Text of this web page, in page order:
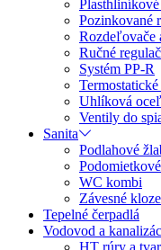
Pozinkované
Rozdeľovače
Ručné
Systém PP-R
Uhlíková
Ventily do
Sanita
Podlahové
WC kombi
Závesné
Tepelné čerpadlá
Vodovod a
HT rúry a